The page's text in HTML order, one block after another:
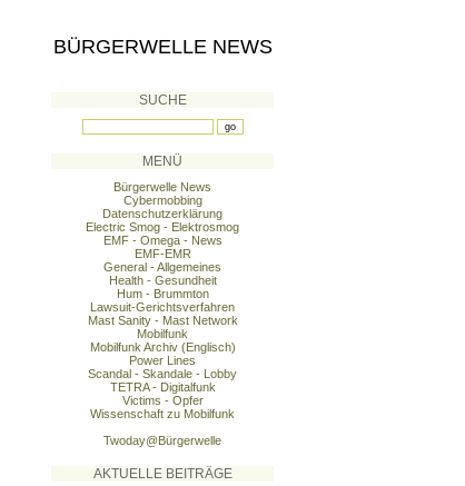
BÜRGERWELLE NEWS
SUCHE
MENÜ
Bürgerwelle News
Cybermobbing
Datenschutzerklärung
Electric Smog - Elektrosmog
EMF - Omega - News
EMF-EMR
General - Allgemeines
Health - Gesundheit
Hum - Brummton
Lawsuit-Gerichtsverfahren
Mast Sanity - Mast Network
Mobilfunk
Mobilfunk Archiv (Englisch)
Power Lines
Scandal - Skandale - Lobby
TETRA - Digitalfunk
Victims - Opfer
Wissenschaft zu Mobilfunk
Twoday@Bürgerwelle
AKTUELLE BEITRÄGE